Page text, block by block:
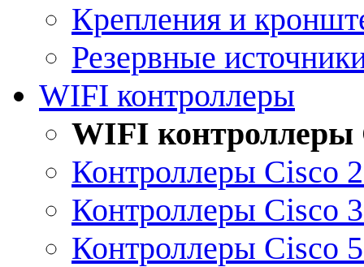
Крепления и
Резервные
WIFI контроллеры
WIFI контроллеры
Контроллеры Cisco
Контроллеры Cisco
Контроллеры Cisco